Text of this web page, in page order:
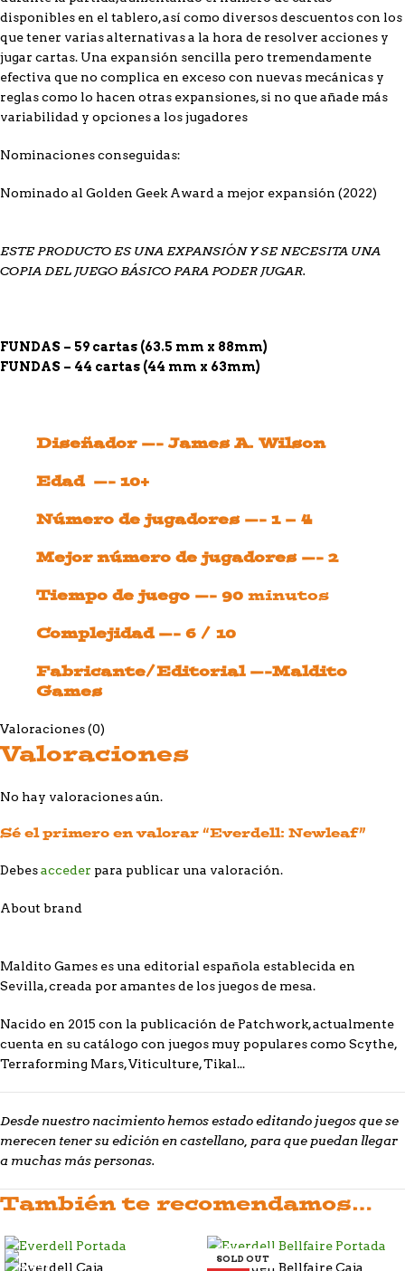
disponibles en el tablero, así como diversos descuentos con los
que tener varias alternativas a la hora de resolver acciones y
jugar cartas. Una expansión sencilla pero tremendamente
efectiva que no complica en exceso con nuevas mecánicas y
reglas como lo hacen otras expansiones, si no que añade más
variabilidad y opciones a los jugadores
Nominaciones conseguidas:
Nominado al Golden Geek Award a mejor expansión (2022)
ESTE PRODUCTO ES UNA EXPANSIÓN Y SE NECESITA UNA
COPIA DEL JUEGO BÁSICO PARA PODER JUGAR.
FUNDAS – 59 cartas (63.5 mm x 88mm)
FUNDAS – 44 cartas (44 mm x 63mm)
Diseñador —- James A. Wilson
Edad —- 10+
Número de jugadores —- 1 – 4
Mejor número de jugadores —- 2
Tiempo de juego —- 90 minutos
Complejidad —- 6 / 10
Fabricante/Editorial —-Maldito
Games
Valoraciones (0)
Valoraciones
No hay valoraciones aún.
Sé el primero en valorar “Everdell: Newleaf”
Debesacceder para publicar una valoración.
About brand
Maldito Games es una editorial española establecida en
Sevilla, creada por amantes de los juegos de mesa.
Nacido en 2015 con la publicación de Patchwork, actualmente
cuenta en su catálogo con juegos muy populares como Scythe,
Terraforming Mars, Viticulture, Tikal...
Desde nuestro nacimiento hemos estado editando juegos que se
merecen tener su edición en castellano, para que puedan llegar
a muchas más personas.
También te recomendamos…
SOLD OUT